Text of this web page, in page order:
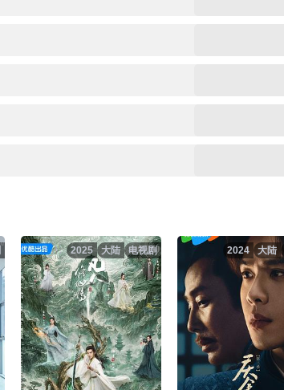
电视剧
大陆
2025 大陆
2024